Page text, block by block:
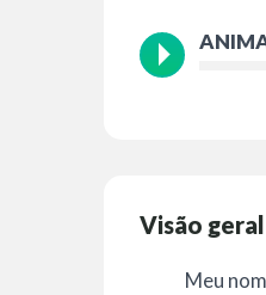
Visão geral
Meu